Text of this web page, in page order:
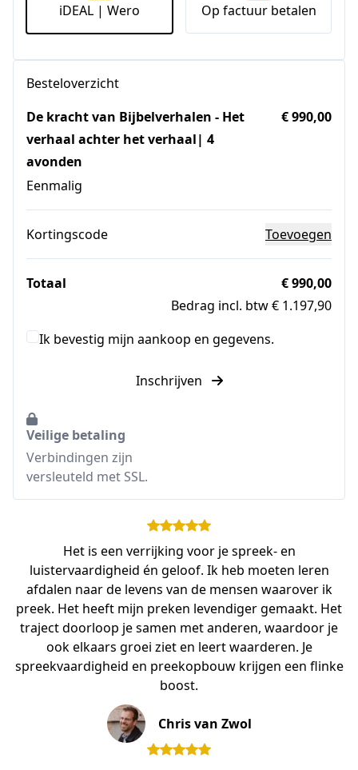
iDEAL | Wero Op factuur betalen
Besteloverzicht
De kracht van Bijbelverhalen - Het
verhaal achter het verhaal| 4
avonden
Eenmalig
€ 990,00
Kortingscode Toevoegen
Totaal
€ 990,00
Bedrag incl. btw € 1.197,90
Ik bevestig mijn aankoop en gegevens.
Inschrijven
Veilige betaling
Verbindingen zijn
versleuteld met SSL.
Het is een verrijking voor je spreek- en
luistervaardigheid én geloof. Ik heb moeten leren
afdalen naar de levens van de mensen waarover ik
preek. Het heeft mijn preken levendiger gemaakt. Het
traject doorloop je samen met anderen, waardoor je
ook elkaars groei ziet en leert waarderen. Je
spreekvaardigheid en preekopbouw krijgen een flinke
boost.
Chris van Zwol